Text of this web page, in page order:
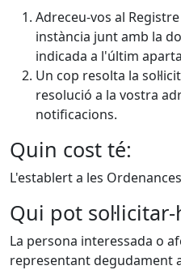
Adreceu-vos al
instància junt amb la
indicada a l'últim
Un cop resolta la
resolució a la vostra
notificacions.
Quin cost té:
L'establert a les
Qui pot
La persona interessada o
representant degudament